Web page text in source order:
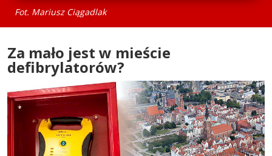
Fot. Mariusz Ciągadlak
Za mało jest w mieście
defibrylatorów?